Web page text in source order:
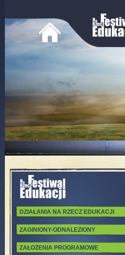
DZIAŁANIA NA RZECZ EDUKACJI
ZAGINIONY-ODNALEZIONY
ZAŁOŻENIA PROGRAMOWE